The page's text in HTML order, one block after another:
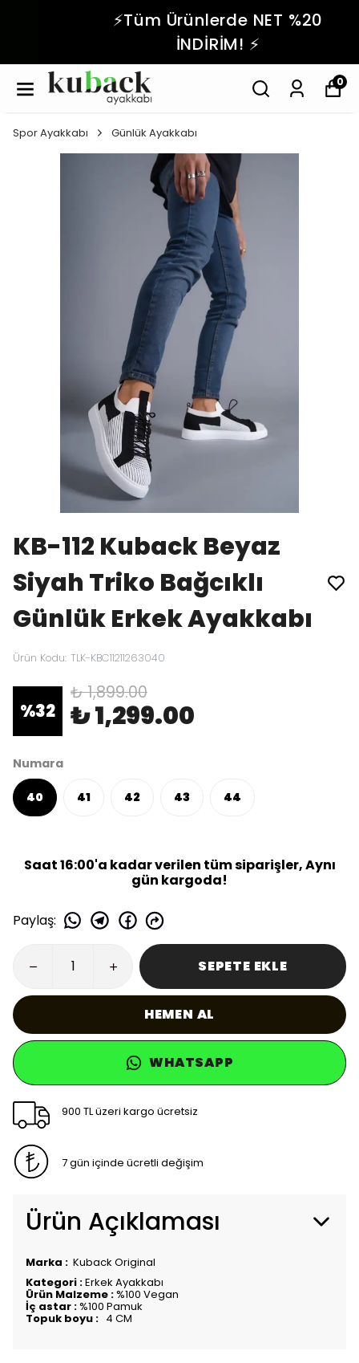
⚡️Tüm Ürünlerde NET %20
İNDİRİM! ⚡️
0
Spor Ayakkabı Günlük Ayakkabı
KB-112 Kuback Beyaz
Siyah Triko Bağcıklı
Günlük Erkek Ayakkabı
Ürün Kodu: TLK-KBC11211263040
%32
₺ 1,899.00
₺ 1,299.00
Numara
40 41 42 43 44
Saat 16:00'a kadar verilen tüm siparişler, Aynı
gün kargoda!
Paylaş:
SEPETE EKLE
HEMEN AL
WHATSAPP
900 TL üzeri kargo ücretsiz
7 gün içinde ücretli değişim
Ürün Açıklaması
Marka : Kuback Original
Kategori :Erkek Ayakkabı
Ürün Malzeme :%100 Vegan
İç astar :%100 Pamuk
Topuk boyu : 4 CM